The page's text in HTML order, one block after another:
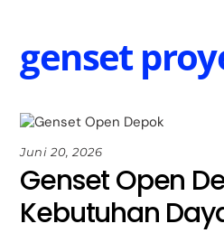
genset
Juni 20, 2026
Genset Open
Kebutuhan
Top